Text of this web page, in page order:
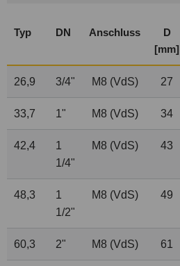
Typ DN Anschluss
D
[mm]
26,9 3/4" M8 (VdS) 27
33,7 1" M8 (VdS) 34
42,4
1
1/4"
M8 (VdS) 43
48,3
1
1/2"
M8 (VdS) 49
60,3 2" M8 (VdS) 61